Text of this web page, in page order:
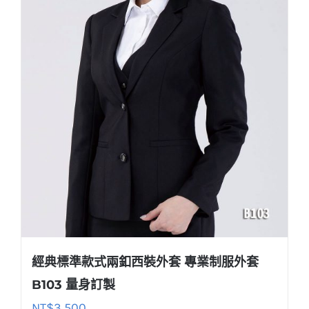
經典標準款式兩釦西裝外套 專業制服外套
B103 量身訂製